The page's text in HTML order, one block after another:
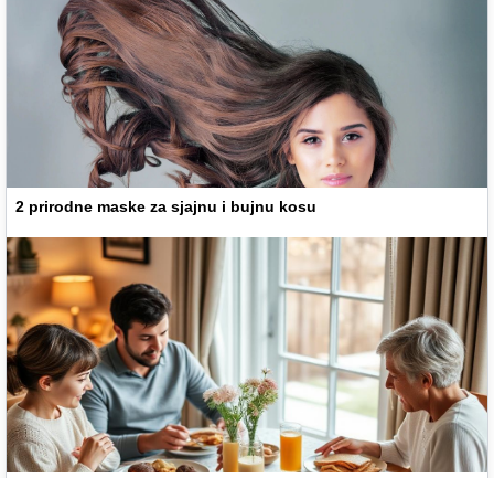
2 prirodne maske za sjajnu i bujnu kosu